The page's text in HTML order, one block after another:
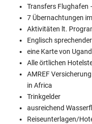
Transfers Flughafen
7 Übernachtungen
Aktivitäten lt.
Englisch
eine Karte von
Alle örtlichen
AMREF
in Africa
Trinkgelder
ausreichend
Reiseunterlagen/